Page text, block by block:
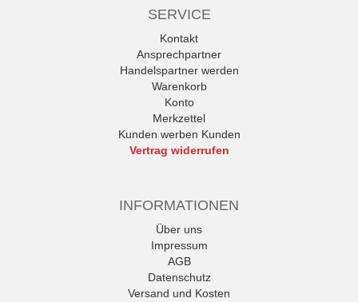
SERVICE
Kontakt
Ansprechpartner
Handelspartner werden
Warenkorb
Konto
Merkzettel
Kunden werben Kunden
Vertrag widerrufen
INFORMATIONEN
Über uns
Impressum
AGB
Datenschutz
Versand und Kosten